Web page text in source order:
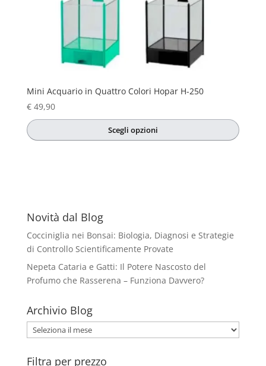
Mini Acquario in Quattro Colori Hopar H-250
€49,90
Scegli opzioni
Le
possono
scelte
nella
del
prodotto
Novità dal Blog
Cocciniglia nei Bonsai: Biologia, Diagnosi e Strategie
di Controllo Scientificamente Provate
Nepeta Cataria e Gatti: Il Potere Nascosto del
Profumo che Rasserena – Funziona Davvero?
Archivio Blog
Archivio
Blog
Filtra per prezzo